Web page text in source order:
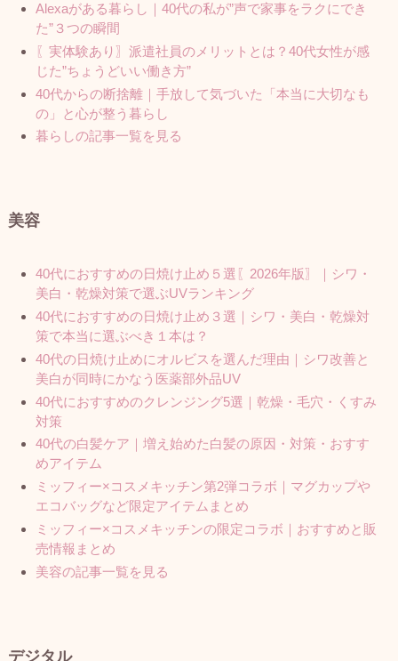
Alexaがある暮らし｜40代の私が”声で家事をラクにでき
た”３つの瞬間
〖実体験あり〗派遣社員のメリットとは？40代女性が感
じた”ちょうどいい働き方”
40代からの断捨離｜手放して気づいた「本当に大切なも
の」と心が整う暮らし
暮らしの記事一覧を見る
美容
40代におすすめの日焼け止め５選〖2026年版〗｜シワ・
美白・乾燥対策で選ぶUVランキング
40代におすすめの日焼け止め３選｜シワ・美白・乾燥対
策で本当に選ぶべき１本は？
40代の日焼け止めにオルビスを選んだ理由｜シワ改善と
美白が同時にかなう医薬部外品UV
40代におすすめのクレンジング5選｜乾燥・毛穴・くすみ
対策
40代の白髪ケア｜増え始めた白髪の原因・対策・おすす
めアイテム
ミッフィー×コスメキッチン第2弾コラボ｜マグカップや
エコバッグなど限定アイテムまとめ
ミッフィー×コスメキッチンの限定コラボ｜おすすめと販
売情報まとめ
美容の記事一覧を見る
デジタル